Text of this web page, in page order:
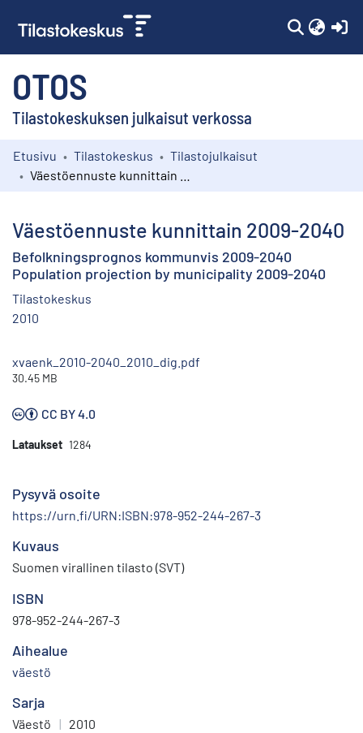
OTOS
Tilastokeskuksen julkaisut verkossa
Kokoelmat
Etusivu Tilastokeskus
Tilastojulkaisut
Väestöennuste kunnittain 2009-2040
Befolkningsprognos kommunvis 2009-2040
Population projection by municipality 2009-2040
Tilastokeskus
2010
xvaenk_2010-2040_2010_dig.pdf
30.45 MB
CC BY 4.0
Lataukset 1284
Pysyvä osoite
https://urn.fi/URN:ISBN:978-952-244-267-3
Kuvaus
Suomen virallinen tilasto (SVT)
ISBN
978-952-244-267-3
Aihealue
väestö
Sarja
Väestö | 2010